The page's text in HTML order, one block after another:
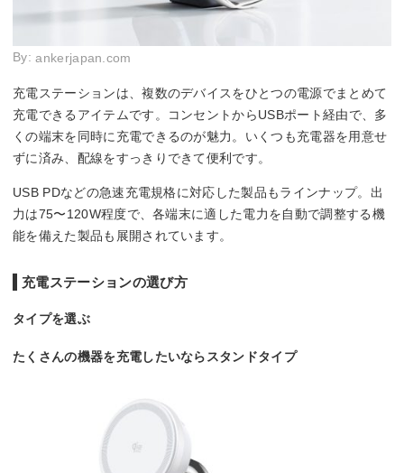
By:ankerjapan.com
充電ステーションは、複数のデバイスをひとつの電源でまとめて
充電できるアイテムです。コンセントからUSBポート経由で、多
くの端末を同時に充電できるのが魅力。いくつも充電器を用意せ
ずに済み、配線をすっきりできて便利です。
USB PDなどの急速充電規格に対応した製品もラインナップ。出
力は75〜120W程度で、各端末に適した電力を自動で調整する機
能を備えた製品も展開されています。
充電ステーションの選び方
タイプを選ぶ
たくさんの機器を充電したいならスタンドタイプ